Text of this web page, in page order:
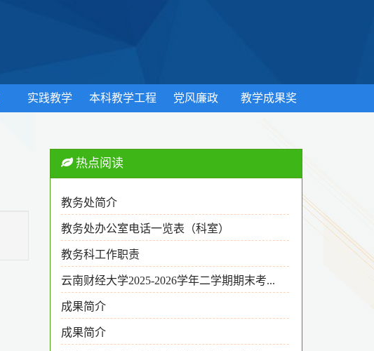
实践教学 本科教学工程 党风廉政 教学成果奖
热点阅读
教务处简介
教务处办公室电话一览表（科室）
教务科工作职责
云南财经大学2025-2026学年二学期期末考...
成果简介
成果简介